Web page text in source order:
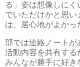
る」姿は想像しに
でいただけかと思い
は、居心地がよかっ
部では連絡ノートが
活動内容を共有する
みんなが勝手に好き